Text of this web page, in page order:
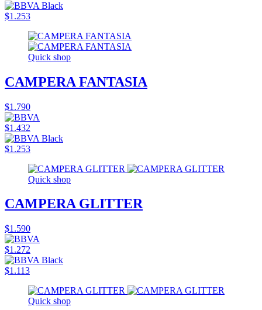
$1.253
Quick shop
CAMPERA FANTASIA
$1.790
$1.432
$1.253
Quick shop
CAMPERA GLITTER
$1.590
$1.272
$1.113
Quick shop